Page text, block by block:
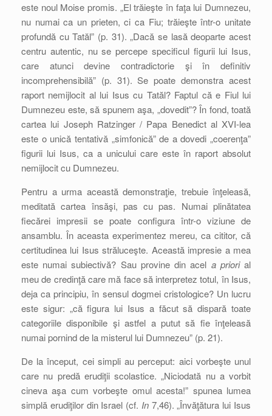
este noul Moise promis. „El trăieşte în faţa lui Dumnezeu,
nu numai ca un prieten, ci ca Fiu; trăieşte într-o unitate
profundă cu Tatăl” (p. 31). „Dacă se lasă deoparte acest
centru autentic, nu se percepe specificul figurii lui Isus,
care atunci devine contradictorie şi în definitiv
incomprehensibilă” (p. 31). Se poate demonstra acest
raport nemijlocit al lui Isus cu Tatăl? Faptul că e Fiul lui
Dumnezeu este, să spunem aşa, „dovedit”? În fond, toată
cartea lui Joseph Ratzinger / Papa Benedict al XVI-lea
este o unică tentativă „simfonică” de a dovedi „coerenţa”
figurii lui Isus, ca a unicului care este în raport absolut
nemijlocit cu Dumnezeu.
Pentru a urma această demonstraţie, trebuie înţeleasă,
meditată cartea însăşi, pas cu pas. Numai plinătatea
fiecărei impresii se poate configura într-o viziune de
ansamblu. În aceasta experimentez mereu, ca cititor, că
certitudinea lui Isus străluceşte. Această impresie a mea
este numai subiectivă? Sau provine din acel a priorial
meu de credinţă care mă face să interpretez totul, în Isus,
deja ca principiu, în sensul dogmei cristologice? Un lucru
este sigur: „că figura lui Isus a făcut să dispară toate
categoriile disponibile şi astfel a putut să fie înţeleasă
numai pornind de la misterul lui Dumnezeu” (p. 21).
De la început, cei simpli au perceput: aici vorbeşte unul
care nu predă erudiţii scolastice. „Niciodată nu a vorbit
cineva aşa cum vorbeşte omul acesta!” spunea lumea
simplă erudiţilor din Israel (cf. In7,46). „Învăţătura lui Isus